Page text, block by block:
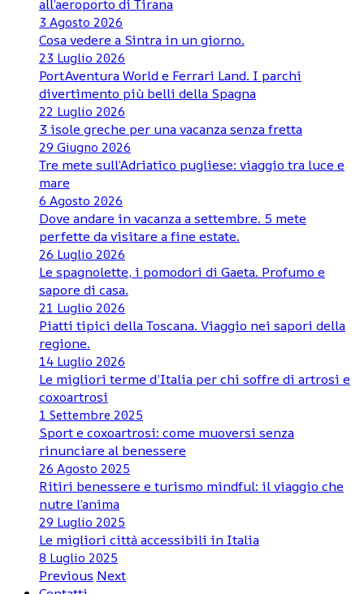
all’aeroporto di Tirana
3 Agosto 2026
Cosa vedere a Sintra in un giorno.
23 Luglio 2026
PortAventura World e Ferrari Land. I parchi
divertimento più belli della Spagna
22 Luglio 2026
3 isole greche per una vacanza senza fretta
29 Giugno 2026
Tre mete sull’Adriatico pugliese: viaggio tra luce e
mare
6 Agosto 2026
Dove andare in vacanza a settembre. 5 mete
perfette da visitare a fine estate.
26 Luglio 2026
Le spagnolette, i pomodori di Gaeta. Profumo e
sapore di casa.
21 Luglio 2026
Piatti tipici della Toscana. Viaggio nei sapori della
regione.
14 Luglio 2026
Le migliori terme d’Italia per chi soffre di artrosi e
coxoartrosi
1 Settembre 2025
Sport e coxoartrosi: come muoversi senza
rinunciare al benessere
26 Agosto 2025
Ritiri benessere e turismo mindful: il viaggio che
nutre l’anima
29 Luglio 2025
Le migliori città accessibili in Italia
8 Luglio 2025
Previous Next